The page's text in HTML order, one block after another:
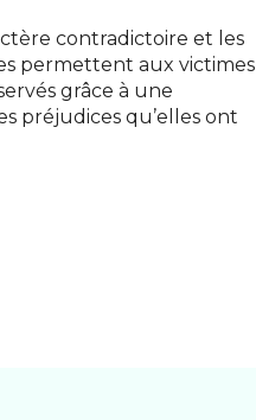
contradictoire et les
permettent aux victimes
grâce à une
préjudices qu’elles ont